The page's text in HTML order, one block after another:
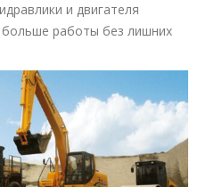
и двигателя
работы без лишних